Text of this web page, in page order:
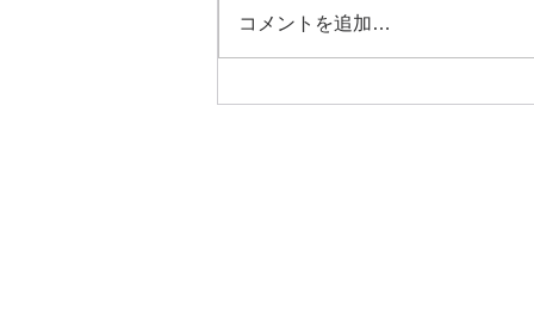
体験がサンプル
コメントを追加…